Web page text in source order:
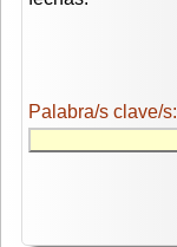
Palabra/s clave/s: